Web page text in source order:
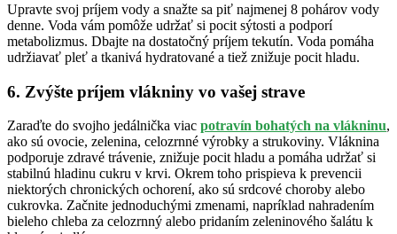
Upravte svoj príjem vody a snažte sa piť najmenej 8 pohárov vody
denne. Voda vám pomôže udržať si pocit sýtosti a podporí
metabolizmus. Dbajte na dostatočný príjem tekutín. Voda pomáha
udržiavať pleť a tkanivá hydratované a tiež znižuje pocit hladu.
6. Zvýšte príjem vlákniny vo vašej strave
Zaraďte do svojho jedálnička viac potravín bohatých na vlákninu,
ako sú ovocie, zelenina, celozrnné výrobky a strukoviny. Vláknina
podporuje zdravé trávenie, znižuje pocit hladu a pomáha udržať si
stabilnú hladinu cukru v krvi. Okrem toho prispieva k prevencii
niektorých chronických ochorení, ako sú srdcové choroby alebo
cukrovka. Začnite jednoduchými zmenami, napríklad nahradením
bieleho chleba za celozrnný alebo pridaním zeleninového šalátu k